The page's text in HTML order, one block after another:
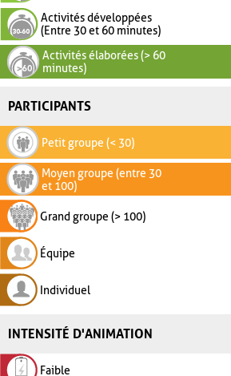
Activités développées
(Entre 30 et 60 minutes)
Activités élaborées (> 60
minutes)
PARTICIPANTS
Petit groupe (< 30)
Moyen groupe (entre 30
et 100)
Grand groupe (> 100)
Équipe
Individuel
INTENSITÉ D'ANIMATION
Faible